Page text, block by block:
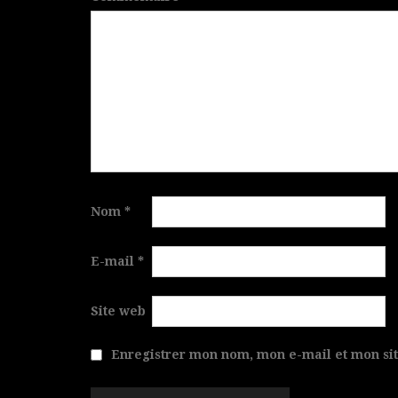
Nom *
E-mail *
Site web
Enregistrer mon nom, mon e-mail et mon